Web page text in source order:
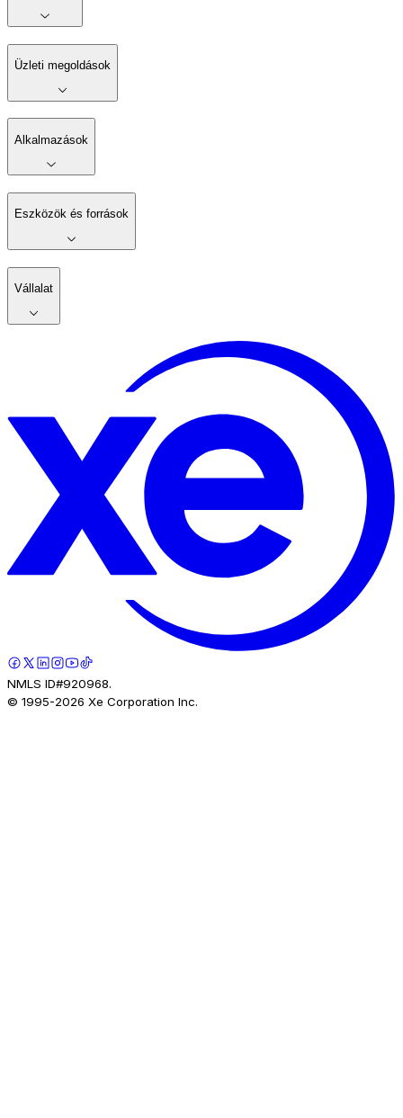
Üzleti megoldások
Alkalmazások
Eszközök és források
Vállalat
NMLS ID#920968.
© 1995-2026 Xe Corporation Inc.